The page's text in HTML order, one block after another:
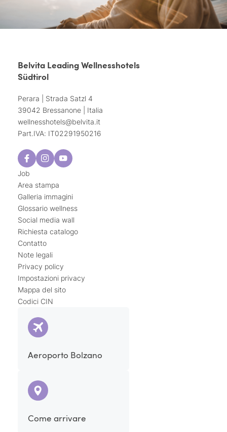
Belvita Leading Wellnesshotels
Südtirol
Perara | Strada Satzl 4
39042 Bressanone | Italia
wellnesshotels@belvita.it
Part.IVA: IT02291950216
Job
Area stampa
Galleria immagini
Glossario wellness
Social media wall
Richiesta catalogo
Contatto
Note legali
Privacy policy
Impostazioni privacy
Mappa del sito
Codici CIN
Aeroporto Bolzano
Come arrivare